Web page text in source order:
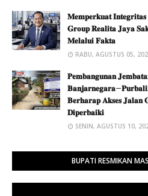
𝐌𝐞𝐦𝐩𝐞𝐫𝐤𝐮𝐚𝐭
𝐆𝐫𝐨𝐮𝐩 𝐑𝐞𝐚𝐥𝐢𝐭𝐚 𝐉𝐚𝐲𝐚
𝐌𝐞𝐥𝐚𝐥𝐮𝐢 𝐅𝐚𝐤𝐭𝐚 ​
RABU, AGUSTUS 05,
𝐏𝐞𝐦𝐛𝐚𝐧𝐠𝐮𝐧𝐚𝐧
𝐁𝐞𝐫𝐡𝐚𝐫𝐚𝐩 𝐀𝐤𝐬𝐞𝐬 𝐉𝐚𝐥𝐚𝐧
𝐃𝐢𝐩𝐞𝐫𝐛𝐚𝐢𝐤𝐢
SENIN, AGUSTUS 10,
BUPATI RESMIKAN